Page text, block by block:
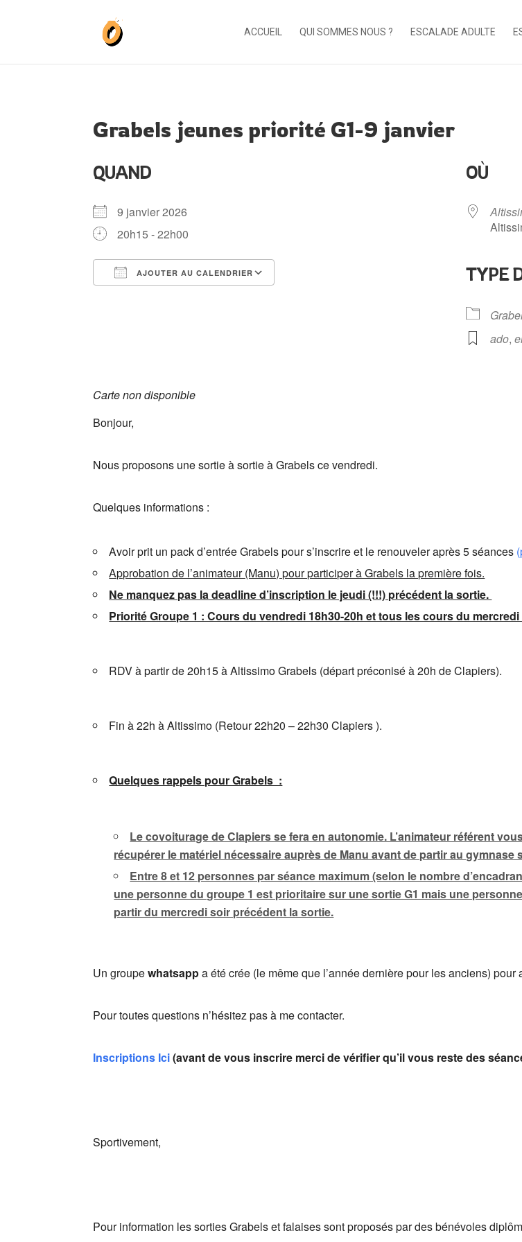
ACCUEIL QUI SOMMES NOUS ? ESCALADE ADULTE
Grabels jeunes priorité G1-9 janvier
QUAND
9 janvier 2026
20h15 - 22h00
AJOUTER AU CALENDRIER
OÙ
TYPE
ado,
Carte non disponible
Bonjour,
Nous proposons une sortie à sortie à Grabels ce vendredi.
Quelques informations :
Avoir prit un pack d’entrée Grabels pour s’inscrire et le renouveler après 5 séances
Approbation de l’animateur (Manu) pour participer à Grabels la première fois.
Ne manquez pas la deadline d’inscription le jeudi (!!!) précédent la sortie.
Priorité Groupe 1 : Cours du vendredi 18h30-20h et tous les cours du mercredi
RDV à partir de 20h15 à Altissimo Grabels (départ préconisé à 20h de Clapiers).
Fin à 22h à Altissimo (Retour 22h20 – 22h30 Clapiers ).
Quelques rappels pour Grabels :
Le covoiturage de Clapiers se fera en autonomie. L’animateur référent
récupérer le matériel nécessaire auprès de Manu avant de partir au
Entre 8 et 12 personnes par séance maximum (selon le nombre
une personne du groupe 1 est prioritaire sur une sortie G1 mais une
partir du mercredi soir précédent la sortie.
Un groupewhatsappa été crée (le même que l’année dernière pour les anciens)
Pour toutes questions n’hésitez pas à me contacter.
Inscriptions Ici(avant de vous inscrire merci de vérifier qu’il vous reste des
Sportivement,
Pour information les sorties Grabels et falaises sont proposés par des bénévoles